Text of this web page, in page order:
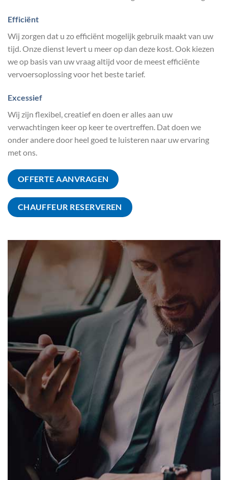
Efficiënt
Wij zorgen dat u zo efficiënt mogelijk gebruik maakt van uw
tijd. Onze dienst levert u meer op dan deze kost. Ook kiezen
we op basis van uw vraag altijd voor de meest efficiënte
vervoersoplossing voor het beste tarief.
Excessief
Wij zijn flexibel, creatief en doen er alles aan uw
verwachtingen keer op keer te overtreffen. Dat doen we
onder andere door heel goed te luisteren naar uw ervaring
met ons.
OFFERTE AANVRAGEN
CHAUFFEUR RESERVEREN